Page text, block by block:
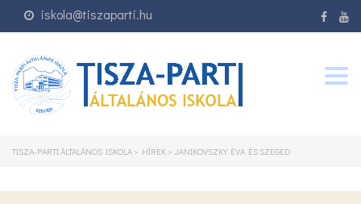
iskola@tiszaparti.hu
TISZA-PARTI ÁLTALÁNOS ISKOLA > HÍREK > JANIKOVSZKY ÉVA ÉS SZEGED